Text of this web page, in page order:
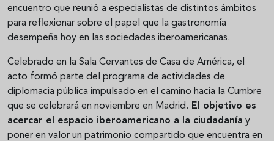
encuentro que reunió a especialistas de distintos ámbitos
para reflexionar sobre el papel que la gastronomía
desempeña hoy en las sociedades iberoamericanas.
Celebrado en la Sala Cervantes de Casa de América, el
acto formó parte del programa de actividades de
diplomacia pública impulsado en el camino hacia la Cumbre
que se celebrará en noviembre en Madrid. El objetivo es
acercar el espacio iberoamericano a la ciudadanía y
poner en valor un patrimonio compartido que encuentra en